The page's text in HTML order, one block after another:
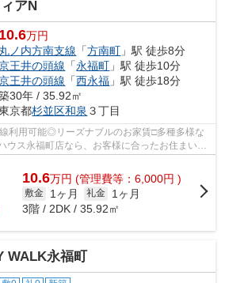
アN
10.6万円
丸ノ内方南支線 「方南町 」駅 徒歩8分
王井の頭線 「永福町 」駅 徒歩10分
王井の頭線 「西永福 」駅 徒歩18分
30年 / 35.92㎡
京都杉並区和泉 ３丁目
利用可能◎リーズナブルのお家賃□多種多様な
ウス永福町店なら、お客様に合ったお住まいが
03-3327-777...
10.6万円 (管理費等：6,000円 )
敷金 1ヶ月 礼金
1ヶ月
3階 / 2DK / 35.92㎡
WALK永福町